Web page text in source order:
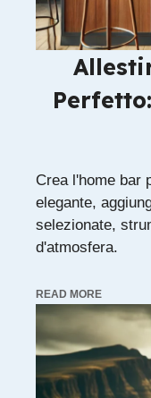
Crea l'home bar
elegante,
selezionate,
d'atmosfera.
READ MORE